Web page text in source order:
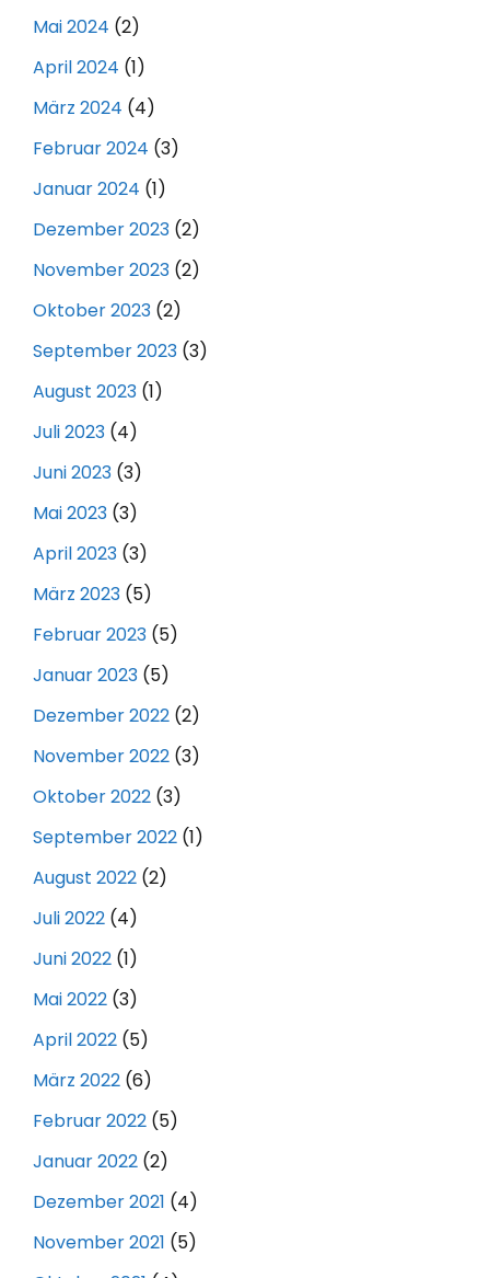
Mai 2024 (2)
April 2024 (1)
März 2024 (4)
Februar 2024 (3)
Januar 2024 (1)
Dezember 2023 (2)
November 2023 (2)
Oktober 2023 (2)
September 2023 (3)
August 2023 (1)
Juli 2023 (4)
Juni 2023 (3)
Mai 2023 (3)
April 2023 (3)
März 2023 (5)
Februar 2023 (5)
Januar 2023 (5)
Dezember 2022 (2)
November 2022 (3)
Oktober 2022 (3)
September 2022 (1)
August 2022 (2)
Juli 2022 (4)
Juni 2022 (1)
Mai 2022 (3)
April 2022 (5)
März 2022 (6)
Februar 2022 (5)
Januar 2022 (2)
Dezember 2021 (4)
November 2021 (5)